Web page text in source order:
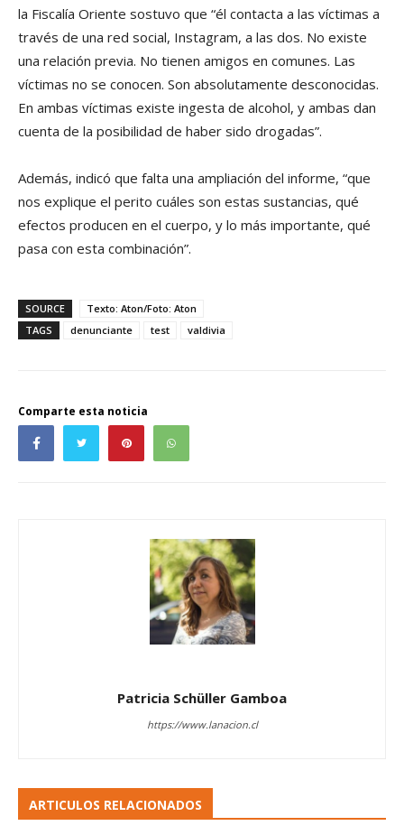
la Fiscalía Oriente sostuvo que “él contacta a las víctimas a
través de una red social, Instagram, a las dos. No existe
una relación previa. No tienen amigos en comunes. Las
víctimas no se conocen. Son absolutamente desconocidas.
En ambas víctimas existe ingesta de alcohol, y ambas dan
cuenta de la posibilidad de haber sido drogadas”.
Además, indicó que falta una ampliación del informe, “que
nos explique el perito cuáles son estas sustancias, qué
efectos producen en el cuerpo, y lo más importante, qué
pasa con esta combinación”.
SOURCE
Texto: Aton/Foto: Aton
TAGS
denunciante test valdivia
Comparte esta noticia
Patricia Schüller Gamboa
https://www.lanacion.cl
ARTICULOS RELACIONADOS